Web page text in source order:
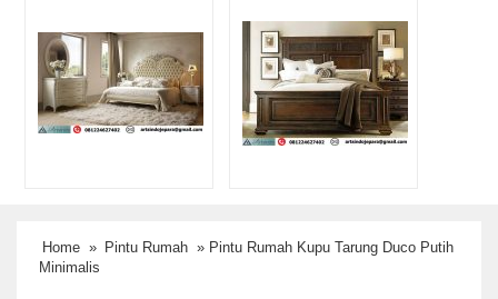
Home » Pintu Rumah » Pintu Rumah Kupu Tarung Duco Putih
Minimalis